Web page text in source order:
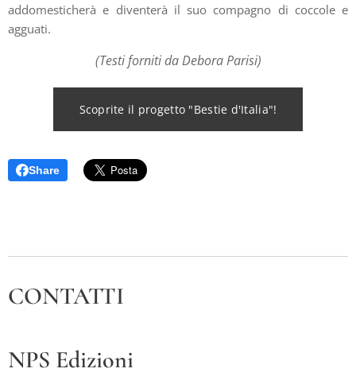
addomesticherà e diventerà il suo compagno di coccole e
agguati.
(Testi forniti da Debora Parisi)
Scoprite il progetto "Bestie d'Italia"!
Share
CONTATTI
NPS Edizioni